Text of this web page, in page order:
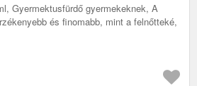
Gyermektusfürdő gyermekeknek, A
és finomabb, mint a felnőtteké,